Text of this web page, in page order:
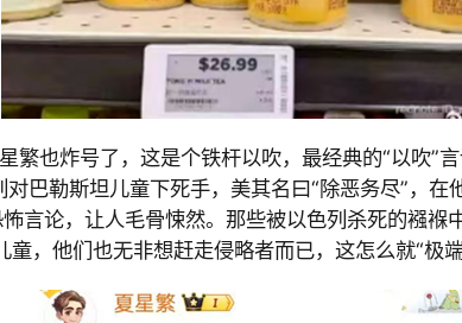
繁也炸号了，这是个铁杆以吹，最经典的“以吹”
对巴勒斯坦儿童下死手，美其名曰“除恶务尽”，
言论，让人毛骨悚然。那些被以色列杀死的襁褓
童，他们也无非想赶走侵略者而已，这怎么就“极端